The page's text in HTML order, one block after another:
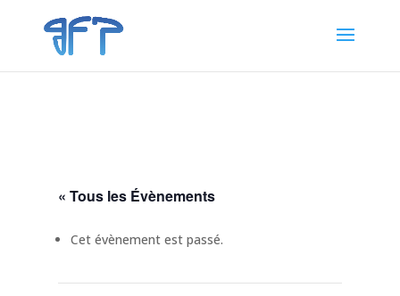
« Tous les Évènements
Cet évènement est passé.